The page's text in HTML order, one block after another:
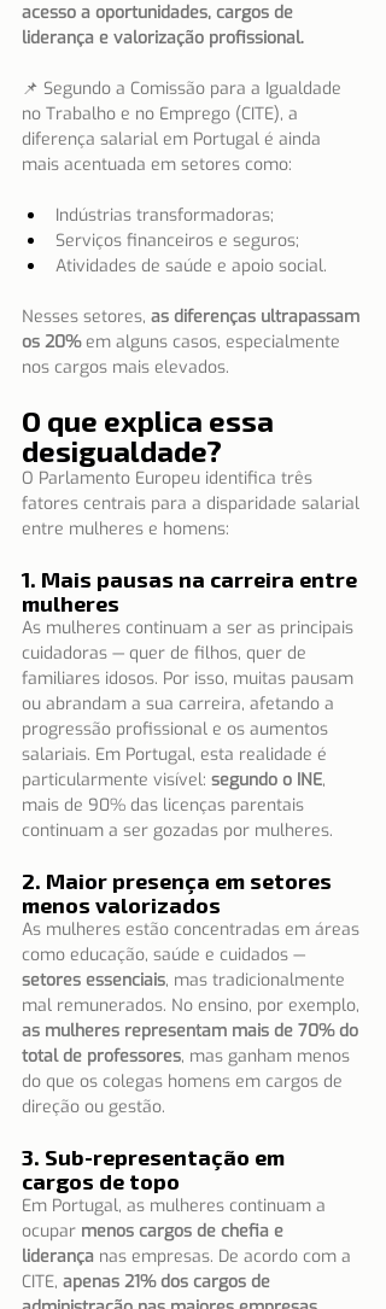
acesso a oportunidades, cargos de
liderança e valorização profissional.
📌 Segundo a Comissão para a Igualdade
no Trabalho e no Emprego (CITE), a
diferença salarial em Portugal é ainda
mais acentuada em setores como:
Indústrias transformadoras;
Serviços financeiros e seguros;
Atividades de saúde e apoio social.
Nesses setores, as diferenças ultrapassam
os 20% em alguns casos, especialmente
nos cargos mais elevados.
O que explica essa
desigualdade?
O Parlamento Europeu identifica três
fatores centrais para a disparidade salarial
entre mulheres e homens:
1. Mais pausas na carreira entre
mulheres
As mulheres continuam a ser as principais
cuidadoras — quer de filhos, quer de
familiares idosos. Por isso, muitas pausam
ou abrandam a sua carreira, afetando a
progressão profissional e os aumentos
salariais. Em Portugal, esta realidade é
particularmente visível: segundo o INE,
mais de 90% das licenças parentais
continuam a ser gozadas por mulheres.
2. Maior presença em setores
menos valorizados
As mulheres estão concentradas em áreas
como educação, saúde e cuidados —
setores essenciais, mas tradicionalmente
mal remunerados. No ensino, por exemplo,
as mulheres representam mais de 70% do
total de professores, mas ganham menos
do que os colegas homens em cargos de
direção ou gestão.
3. Sub-representação em
cargos de topo
Em Portugal, as mulheres continuam a
ocupar menos cargos de chefia e
liderança nas empresas. De acordo com a
CITE, apenas 21% dos cargos de